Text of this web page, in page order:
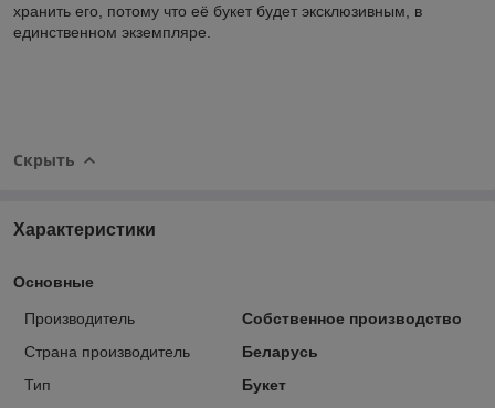
хранить его, потому что её букет будет эксклюзивным, в
единственном экземпляре.
Скрыть
Характеристики
Основные
Производитель
Собственное производство
Страна производитель
Беларусь
Тип
Букет